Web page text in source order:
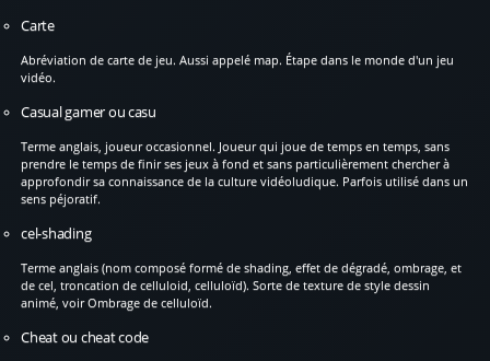
Carte
Abréviation de carte de jeu. Aussi appelé map. Étape dans le monde d'un jeu
vidéo.
Casual gamer ou casu
Terme anglais, joueur occasionnel. Joueur qui joue de temps en temps, sans
prendre le temps de finir ses jeux à fond et sans particulièrement chercher à
approfondir sa connaissance de la culture vidéoludique. Parfois utilisé dans un
sens péjoratif.
cel-shading
Terme anglais (nom composé formé de shading, effet de dégradé, ombrage, et
de cel, troncation de celluloid, celluloïd). Sorte de texture de style dessin
animé, voir Ombrage de celluloïd.
Cheat ou cheat code